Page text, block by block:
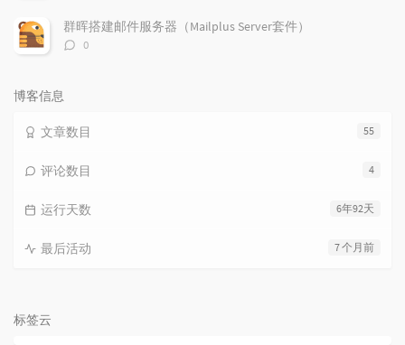
数：
群晖搭建邮件服务器（Mailplus Server套件）
评
0
博客信息
55
文章数目
4
评论数目
6年92天
运行天数
7 个月前
最后活动
标签云